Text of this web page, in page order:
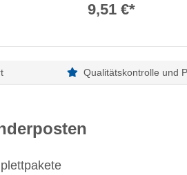
9,51 €*
Qualitätskontrolle und